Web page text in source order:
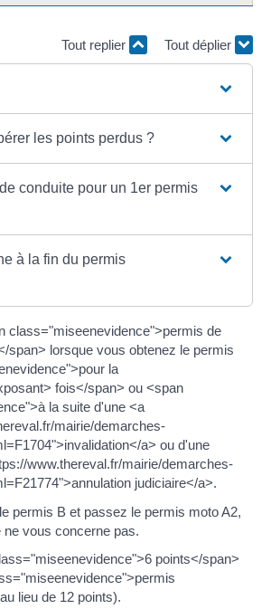
Tout replier Tout déplier
les points perdus ?
conduite pour un 1er permis
à la fin du permis
class="miseenevidence">permis de
span> lorsque vous obtenez le permis
la
fois</span> ou <span
la suite d'une <a
mairie/demarches-
a> ou d'une
www.thereval.fr/mairie/demarches-
judiciaire</a>.
permis B et passez le permis moto A2,
ne vous concerne pas.
points</span>
lieu de 12 points).